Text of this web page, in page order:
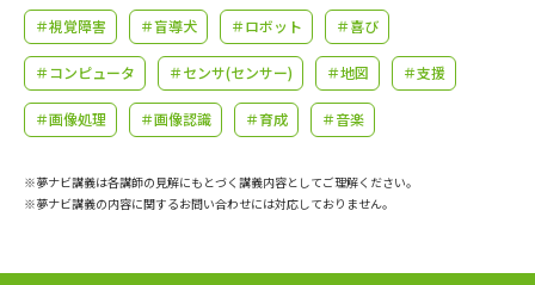
大学で学びたい学問発見
学問のミニ講義「夢ナビ講義」 学問分野解説
学問の教科書 夢ナビライブ
＃視覚障害 ＃盲導犬 ＃ロボット ＃喜び
＃コンピュータ ＃センサ(センサー) ＃地図 ＃支援
＃画像処理 ＃画像認識 ＃育成 ＃音楽
※夢ナビ講義は各講師の見解にもとづく講義内容としてご理解ください。
※夢ナビ講義の内容に関するお問い合わせには対応しておりません。